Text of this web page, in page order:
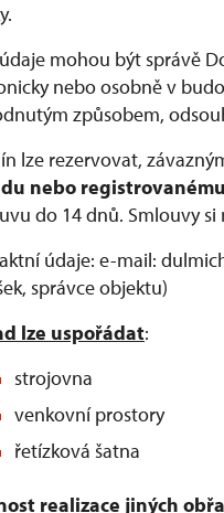
mohou být správě
nebo osobně v
způsobem,
lze rezervovat,
nebo
do 14 dnů. Smlouvy
údaje: e-mail:
správce objektu)
lze uspořádat:
strojovna
venkovní prostory
řetízková šatna
realizace jiných